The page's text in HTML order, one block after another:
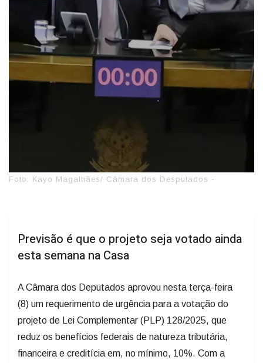
Foto: Kayo Magalhães/ Câmara dos Desputados -
Previsão é que o projeto seja votado ainda
esta semana na Casa
A Câmara dos Deputados aprovou nesta terça-feira
(8) um requerimento de urgência para a votação do
projeto de Lei Complementar (PLP) 128/2025, que
reduz os benefícios federais de natureza tributária,
financeira e creditícia em, no mínimo, 10%. Com a